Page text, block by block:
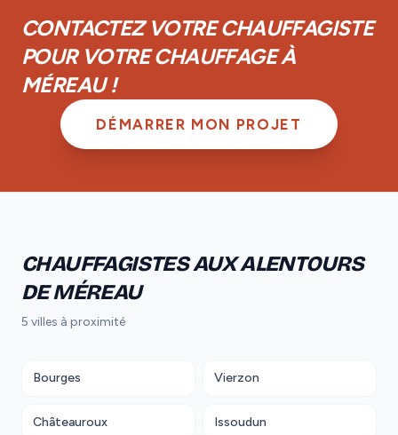
CONTACTEZ VOTRE CHAUFFAGISTE
POUR VOTRE CHAUFFAGE À
MÉREAU !
DÉMARRER MON PROJET
CHAUFFAGISTES AUX ALENTOURS
DE MÉREAU
5 villes à proximité
Bourges Vierzon
Châteauroux Issoudun